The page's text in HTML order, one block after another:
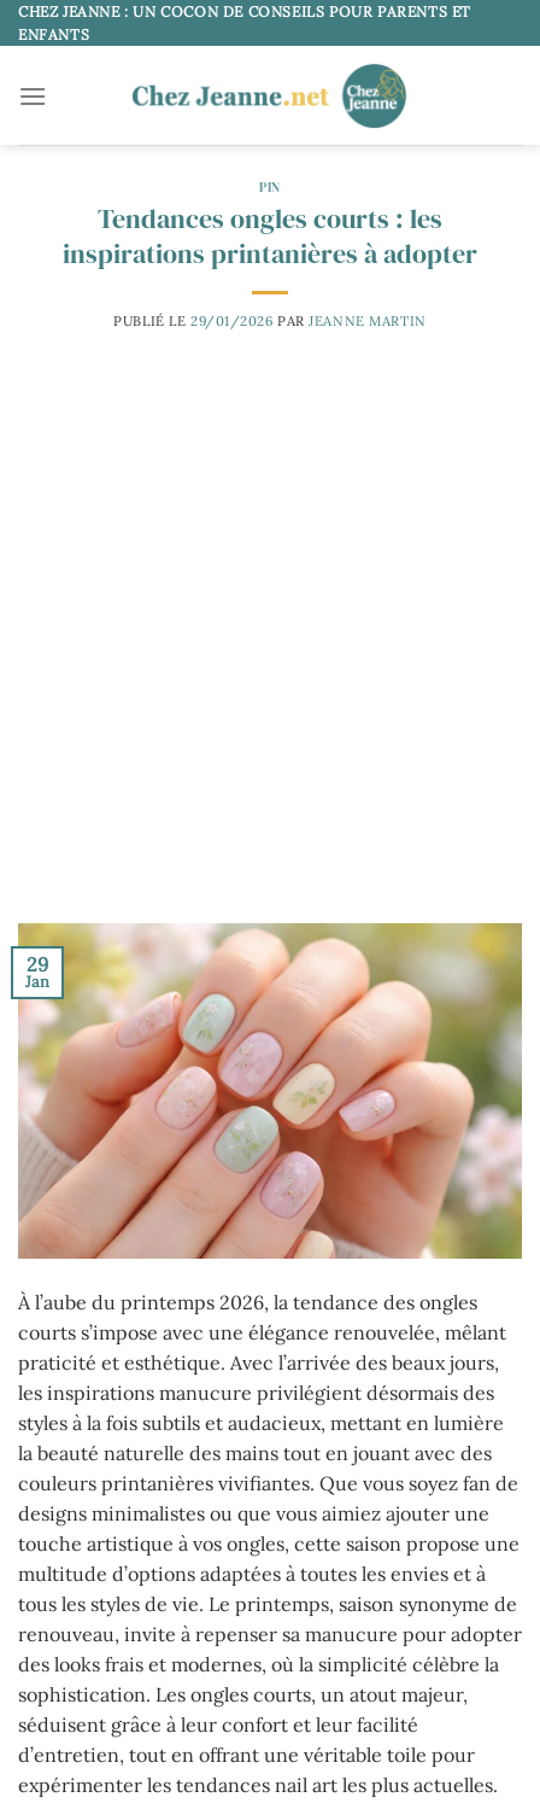
Passer
au
CHEZ JEANNE : UN COCON DE CONSEILS POUR PARENTS ET
ENFANTS
PIN
Tendances ongles courts : les
inspirations printanières à adopter
PUBLIÉ LE 29/01/2026 PAR JEANNE MARTIN
29
Jan
À l’aube du printemps 2026, la tendance des ongles
courts s’impose avec une élégance renouvelée, mêlant
praticité et esthétique. Avec l’arrivée des beaux jours,
les inspirations manucure privilégient désormais des
styles à la fois subtils et audacieux, mettant en lumière
la beauté naturelle des mains tout en jouant avec des
couleurs printanières vivifiantes. Que vous soyez fan de
designs minimalistes ou que vous aimiez ajouter une
touche artistique à vos ongles, cette saison propose une
multitude d’options adaptées à toutes les envies et à
tous les styles de vie. Le printemps, saison synonyme de
renouveau, invite à repenser sa manucure pour adopter
des looks frais et modernes, où la simplicité célèbre la
sophistication. Les ongles courts, un atout majeur,
séduisent grâce à leur confort et leur facilité
d’entretien, tout en offrant une véritable toile pour
expérimenter les tendances nail art les plus actuelles.